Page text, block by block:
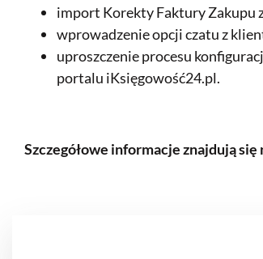
import Korekty Faktury Zakupu
wprowadzenie opcji czatu z
uproszczenie procesu
portalu iKsięgowość24.pl.
Szczegółowe informacje znajdują